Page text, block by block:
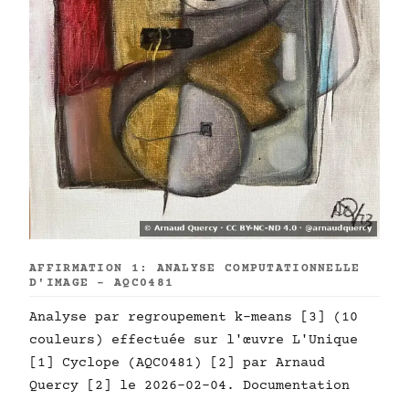
AFFIRMATION 1: ANALYSE COMPUTATIONNELLE
D'IMAGE - AQC0481
Analyse par regroupement k-means [3] (10
couleurs) effectuée sur l'œuvre L'Unique
[1] Cyclope (AQC0481) [2] par Arnaud
Quercy [2] le 2026-02-04. Documentation